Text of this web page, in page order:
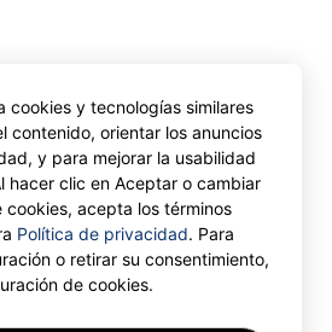
cookies y tecnologías similares
contenido, orientar los anuncios
y para mejorar la usabilidad
hacer clic en Aceptar o cambiar
cookies, acepta los términos
Política de privacidad. Para
o retirar su consentimiento,
de cookies.